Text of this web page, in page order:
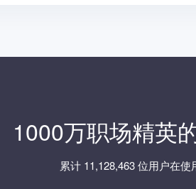
1000万职场精英
累计 11,128,463 位用户在使